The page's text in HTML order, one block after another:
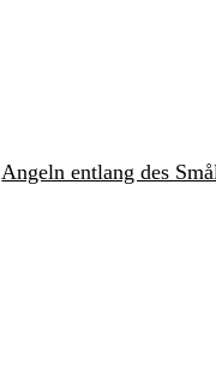
Angeln entlang des